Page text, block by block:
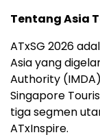
Tentang Asia
ATxSG 2026
Asia yang
Authority
Singapore
tiga segmen
ATxInspire.